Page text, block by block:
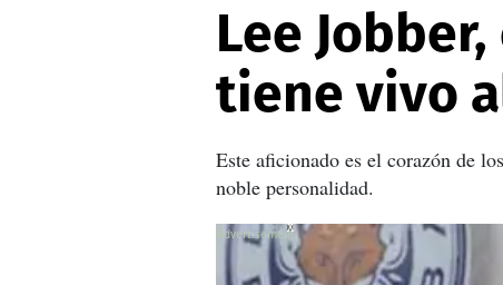
Lee
tiene vivo
Este aficionado es el corazón de
noble personalidad.
X
X
X